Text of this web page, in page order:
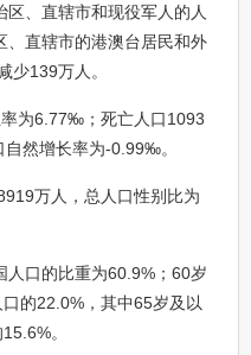
、直辖市和现役军人的人
、直辖市的港澳台居民和外
少139万人。
为6.77‰；死亡人口1093
然增长率为-0.99‰。
万人，总人口性别比为
口的比重为60.9%；60岁
的22.0%，其中65岁及以
。